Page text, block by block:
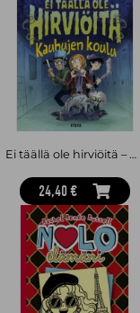
Ei täällä ole hirviöitä – Kauhujen koulu
24,40 €